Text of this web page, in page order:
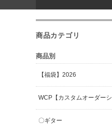
商品カテゴリ
商品別
【福袋】2026
WCP【カスタムオーダーシ
〇ギター